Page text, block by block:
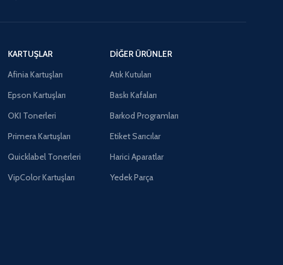
KARTUŞLAR
Afinia Kartuşları
Epson Kartuşları
OKI Tonerleri
Primera Kartuşları
Quicklabel Tonerleri
VipColor Kartuşları
DIĞER ÜRÜNLER
Atık Kutuları
Baskı Kafaları
Barkod Programları
Etiket Sarıcılar
Harici Aparatlar
Yedek Parça